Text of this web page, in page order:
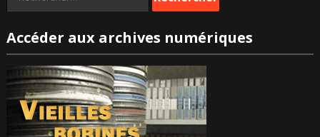
Accéder aux archives numériques